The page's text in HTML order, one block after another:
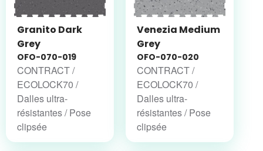
Granito Dark
Grey
OFO-070-019
CONTRACT /
ECOLOCK70 /
Dalles ultra-
résistantes / Pose
clipsée
Venezia Medium
Grey
OFO-070-020
CONTRACT /
ECOLOCK70 /
Dalles ultra-
résistantes / Pose
clipsée